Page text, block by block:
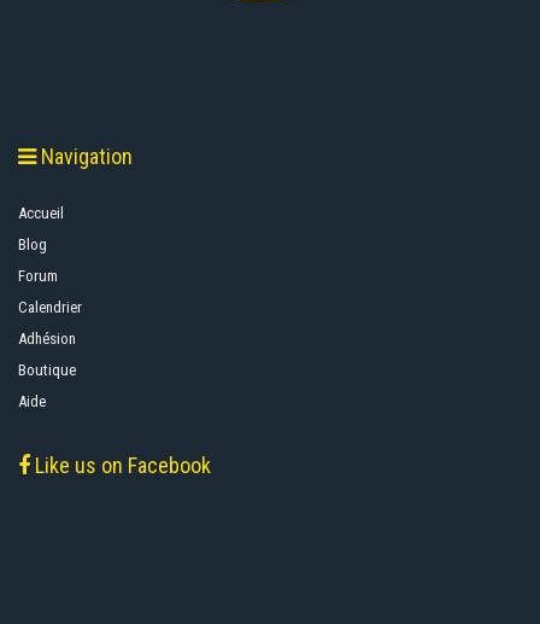
Navigation
Accueil
Blog
Forum
Calendrier
Adhésion
Boutique
Aide
Like us on Facebook